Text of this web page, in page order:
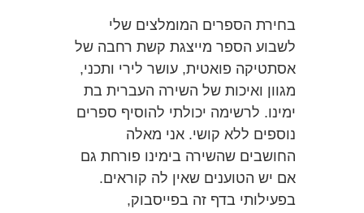
בחירת הספרים המומלצים שלי
לשבוע הספר מייצגת קשת רחבה של
אסתטיקה פואטית, עושר לירי ותכני,
מגוון ואיכות של השירה העברית בת
ימינו. לרשימה יכולתי להוסיף ספרים
נוספים ללא קושי. אני מאלה
החושבים שהשירה בימינו פורחת גם
אם יש הטוענים שאין לה קוראים.
בפעילותי בדף זה בפייסבוק,